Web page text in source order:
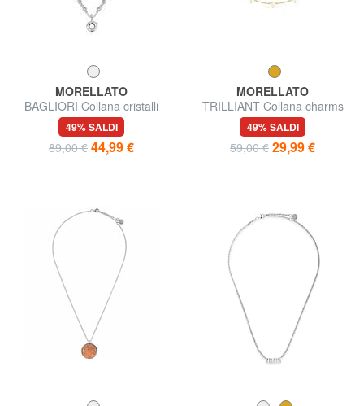
MORELLATO
BAGLIORI Collana cristalli
bianchi
49% SALDI
89,00 € 44,99 €
MORELLATO
TRILLIANT Collana charms
triangoli
49% SALDI
59,00 € 29,99 €